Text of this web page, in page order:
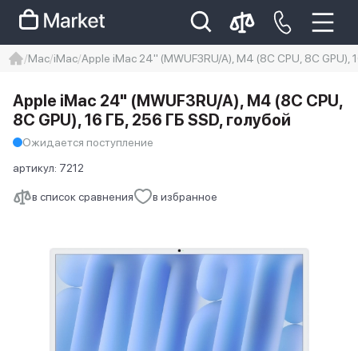
Iphone 14 pro max
айфон 14
Mac iMac Apple iMac 24" (MWUF3RU/A), M4 (8C CPU, 8C GPU),
в список сравнения в избранное
Apple iMac 24" (MWUF3RU/A), M4 (8C CPU,
8C GPU), 16 ГБ, 256 ГБ SSD, голубой
Ожидается поступление
артикул: 7212